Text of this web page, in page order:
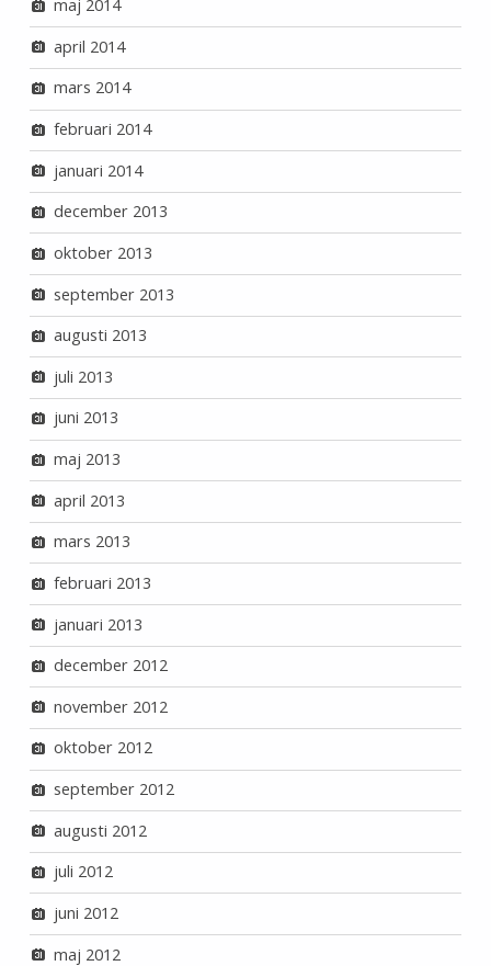
maj 2014
april 2014
mars 2014
februari 2014
januari 2014
december 2013
oktober 2013
september 2013
augusti 2013
juli 2013
juni 2013
maj 2013
april 2013
mars 2013
februari 2013
januari 2013
december 2012
november 2012
oktober 2012
september 2012
augusti 2012
juli 2012
juni 2012
maj 2012